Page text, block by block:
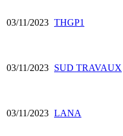
03/11/2023 THGP1
03/11/2023 SUD TRAVAUX
03/11/2023 LANA